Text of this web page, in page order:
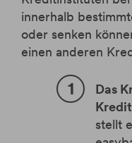
innerhalb
oder senken
einen anderen
Das
stellt